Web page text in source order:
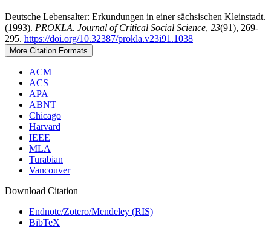
Deutsche Lebensalter: Erkundungen in einer sächsischen Kleinstadt.
(1993). PROKLA. Journal of Critical Social Science, 23(91), 269-
295. https://doi.org/10.32387/prokla.v23i91.1038
More Citation Formats
ACM
ACS
APA
ABNT
Chicago
Harvard
IEEE
MLA
Turabian
Vancouver
Download Citation
Endnote/Zotero/Mendeley (RIS)
BibTeX